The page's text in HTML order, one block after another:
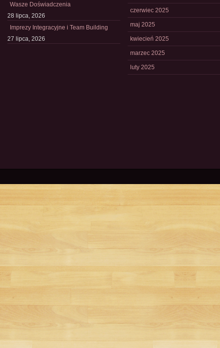
Wasze Doświadczenia
28 lipca, 2026
Imprezy Integracyjne i Team Building
27 lipca, 2026
czerwiec 2025
maj 2025
kwiecień 2025
marzec 2025
luty 2025